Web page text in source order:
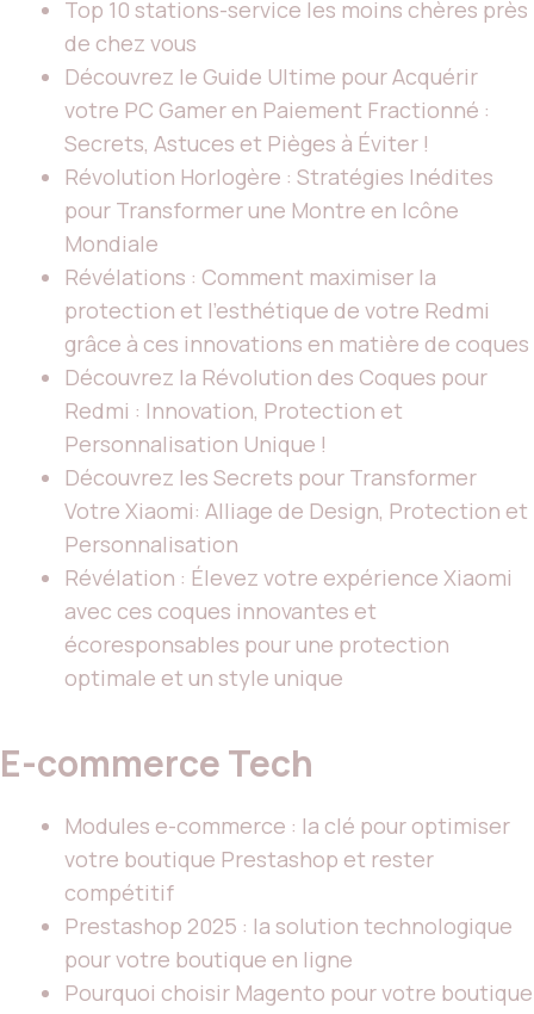
Top 10 stations-service les moins chères près
de chez vous
Découvrez le Guide Ultime pour Acquérir
votre PC Gamer en Paiement Fractionné :
Secrets, Astuces et Pièges à Éviter !
Révolution Horlogère : Stratégies Inédites
pour Transformer une Montre en Icône
Mondiale
Révélations : Comment maximiser la
protection et l'esthétique de votre Redmi
grâce à ces innovations en matière de coques
Découvrez la Révolution des Coques pour
Redmi : Innovation, Protection et
Personnalisation Unique !
Découvrez les Secrets pour Transformer
Votre Xiaomi: Alliage de Design, Protection et
Personnalisation
Révélation : Élevez votre expérience Xiaomi
avec ces coques innovantes et
écoresponsables pour une protection
optimale et un style unique
E-commerce Tech
Modules e-commerce : la clé pour optimiser
votre boutique Prestashop et rester
compétitif
Prestashop 2025 : la solution technologique
pour votre boutique en ligne
Pourquoi choisir Magento pour votre boutique